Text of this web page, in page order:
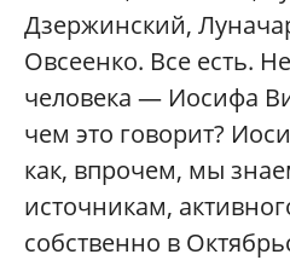
Дзержинский,
Овсеенко. Все есть.
человека — Иосифа
чем это говорит?
как, впрочем, мы
источникам,
собственно в